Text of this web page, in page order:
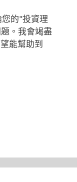
的"投資理
。我會竭盡
能幫助到